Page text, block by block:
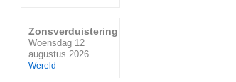
Zonsverduistering
Woensdag 12
augustus 2026
Wereld